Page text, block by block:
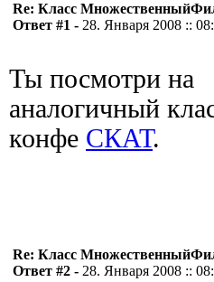
Re: Класс
Ответ #1 - 28. Января 2008 ::
Ты посмотри на
аналогичный
конфе СКАТ.
Re: Класс
Ответ #2 - 28. Января 2008 ::